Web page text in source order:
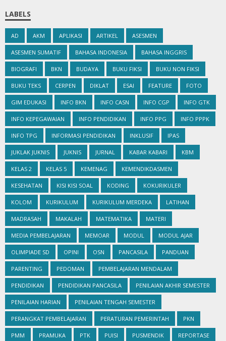
LABELS
AD AKM APLIKASI ARTIKEL ASESMEN
ASESMEN SUMATIF BAHASA INDONESIA BAHASA INGGRIS
BIOGRAFI BKN BUDAYA BUKU FIKSI BUKU NON FIKSI
BUKU TEKS CERPEN DIKLAT ESAI FEATURE FOTO
GIM EDUKASI INFO BKN INFO CASN INFO CGP INFO GTK
INFO KEPEGAWAIAN INFO PENDIDIKAN INFO PPG INFO PPPK
INFO TPG INFORMASI PENDIDIKAN INKLUSIF IPAS
JUKLAK JUKNIS JUKNIS JURNAL KABAR KABARI KBM
KELAS 2 KELAS 5 KEMENAG KEMENDIKDASMEN
KESEHATAN KISI KISI SOAL KODING KOKURIKULER
KOLOM KURIKULUM KURIKULUM MERDEKA LATIHAN
MADRASAH MAKALAH MATEMATIKA MATERI
MEDIA PEMBELAJARAN MEMOAR MODUL MODUL AJAR
OLIMPIADE SD OPINI OSN PANCASILA PANDUAN
PARENTING PEDOMAN PEMBELAJARAN MENDALAM
PENDIDIKAN PENDIDIKAN PANCASILA PENILAIAN AKHIR SEMESTER
PENILAIAN HARIAN PENILAIAN TENGAH SEMESTER
PERANGKAT PEMBELAJARAN PERATURAN PEMERINTAH PKN
PMM PRAMUKA PTK PUISI PUSMENDIK REPORTASE